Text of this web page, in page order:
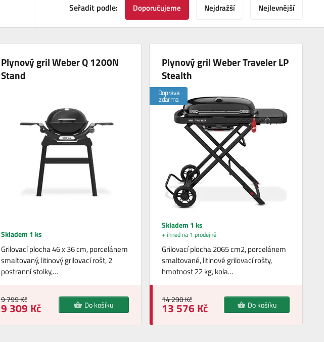
Seřadit podle: Doporučujeme Nejdražší Nejlevnější
Plynový gril Weber Q 1200N
Stand
Skladem 1 ks
Grilovací plocha 46 x 36 cm, porcelánem
smaltovaný, litinový grilovací rošt, 2
postranní stolky,…
9 799 Kč
9 309 Kč Do košíku
Plynový gril Weber Traveler LP
Stealth
Doprava
zdarma
Skladem 1 ks
+ ihned na 1 prodejně
Grilovací plocha 2065 cm2, porcelánem
smaltované, litinové grilovací rošty,
hmotnost 22 kg, kola…
14 290 Kč
13 576 Kč Do košíku